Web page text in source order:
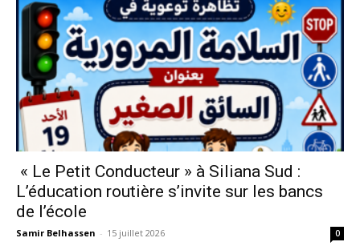
« Le Petit Conducteur » à Siliana Sud :
L’éducation routière s’invite sur les bancs
de l’école
Samir Belhassen - 15 juillet 2026 0